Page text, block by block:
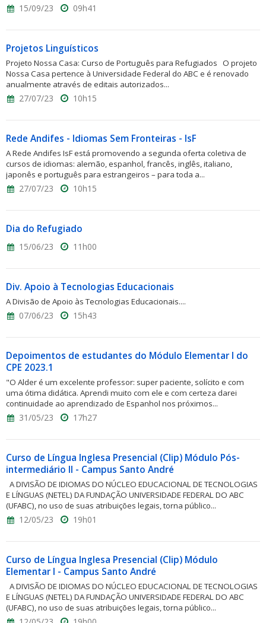
15/09/23 09h41
Projetos Linguísticos
Projeto Nossa Casa: Curso de Português para Refugiados O projeto
Nossa Casa pertence à Universidade Federal do ABC e é renovado
anualmente através de editais autorizados...
27/07/23 10h15
Rede Andifes - Idiomas Sem Fronteiras - IsF
A Rede Andifes IsF está promovendo a segunda oferta coletiva de
cursos de idiomas: alemão, espanhol, francês, inglês, italiano,
japonês e português para estrangeiros – para toda a...
27/07/23 10h15
Dia do Refugiado
15/06/23 11h00
Div. Apoio à Tecnologias Educacionais
A Divisão de Apoio às Tecnologias Educacionais....
07/06/23 15h43
Depoimentos de estudantes do Módulo Elementar I do
CPE 2023.1
"O Alder é um excelente professor: super paciente, solícito e com
uma ótima didática. Aprendi muito com ele e com certeza darei
continuidade ao aprendizado de Espanhol nos próximos...
31/05/23 17h27
Curso de Língua Inglesa Presencial (Clip) Módulo Pós-
intermediário II - Campus Santo André
A DIVISÃO DE IDIOMAS DO NÚCLEO EDUCACIONAL DE TECNOLOGIAS
E LÍNGUAS (NETEL) DA FUNDAÇÃO UNIVERSIDADE FEDERAL DO ABC
(UFABC), no uso de suas atribuições legais, torna público...
12/05/23 19h01
Curso de Língua Inglesa Presencial (Clip) Módulo
Elementar I - Campus Santo André
A DIVISÃO DE IDIOMAS DO NÚCLEO EDUCACIONAL DE TECNOLOGIAS
E LÍNGUAS (NETEL) DA FUNDAÇÃO UNIVERSIDADE FEDERAL DO ABC
(UFABC), no uso de suas atribuições legais, torna público...